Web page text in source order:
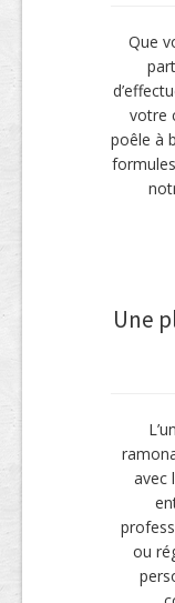
Que
votre
poêle à
Une
avec
ou